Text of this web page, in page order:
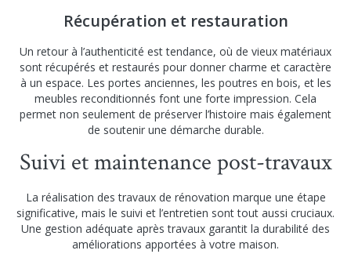
Récupération et restauration
Un retour à l’authenticité est tendance, où de vieux matériaux
sont récupérés et restaurés pour donner charme et caractère
à un espace. Les portes anciennes, les poutres en bois, et les
meubles reconditionnés font une forte impression. Cela
permet non seulement de préserver l’histoire mais également
de soutenir une démarche durable.
Suivi et maintenance post-travaux
La réalisation des travaux de rénovation marque une étape
significative, mais le suivi et l’entretien sont tout aussi cruciaux.
Une gestion adéquate après travaux garantit la durabilité des
améliorations apportées à votre maison.